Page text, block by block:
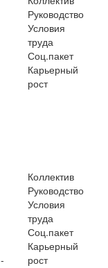
Руководство
Условия
труда
Соц.пакет
Карьерный
рост
Коллектив
Руководство
Условия
труда
Соц.пакет
Карьерный
рост